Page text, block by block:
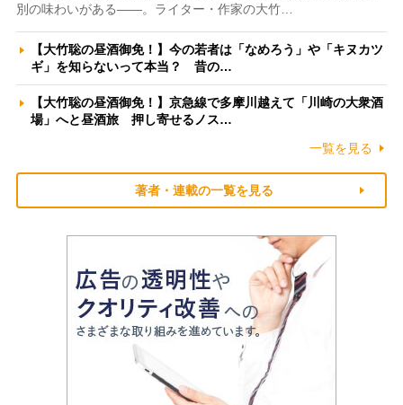
別の味わいがある――。ライター・作家の大竹…
【大竹聡の昼酒御免！】今の若者は「なめろう」や「キヌカツ
ギ」を知らないって本当？ 昔の…
【大竹聡の昼酒御免！】京急線で多摩川越えて「川崎の大衆酒
場」へと昼酒旅 押し寄せるノス…
一覧を見る
著者・連載の一覧を見る